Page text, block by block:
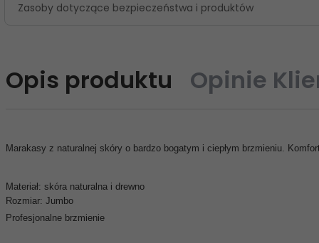
Zasoby dotyczące bezpieczeństwa i produktów
Opis produktu Opinie
Marakasy z naturalnej skóry o bardzo bogatym i ciepłym brzmieniu.
Materiał: skóra naturalna i drewno
Rozmiar: Jumbo
Profesjonalne brzmienie